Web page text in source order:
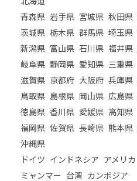
青森県 岩手県 宮城県 秋田県
茨城県 栃木県 群馬県 埼玉県
新潟県 富山県 石川県 福井県
岐阜県 静岡県 愛知県 三重県
滋賀県 京都府 大阪府 兵庫県
鳥取県 島根県 岡山県 広島県
徳島県 香川県 愛媛県 高知県
福岡県 佐賀県 長崎県 熊本県
沖縄県
ドイツ インドネシア アメリカ
ミャンマー 台湾 カンボジア